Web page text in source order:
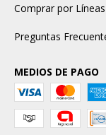
Comprar por Líneas
Preguntas
MEDIOS DE PAGO